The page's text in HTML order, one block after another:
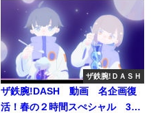
ザ鉄腕!ＤＡＳＨ
ザ鉄腕!DASH 動画 名企画復
活！春の２時間スぺシャル 3月